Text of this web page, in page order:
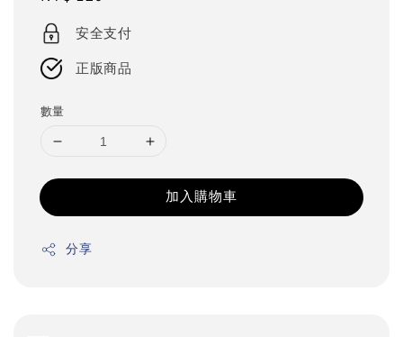
price
安全支付
正版商品
數量
加入購物車
分享